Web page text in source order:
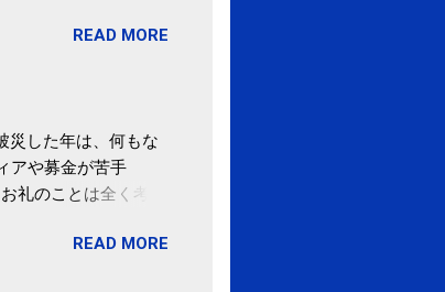
の運動を毎日３０分
なくても効果」 -
READ MORE
災した年は、何もな
アや募金が苦手
礼のことは全く考え
の目的は......。 総務
READ MORE